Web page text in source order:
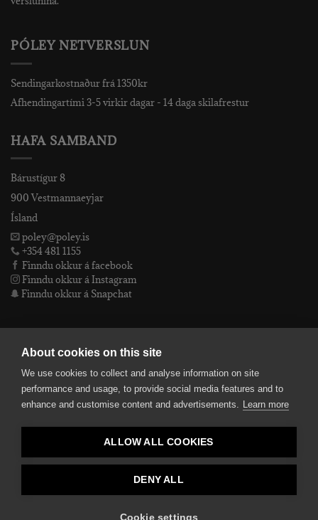
PÓLEY NETVERSLUN
Sendingarkostnaður frá 1350kr
Afhendingartími 3-5 virkir dagar - 14 daga skilafrestur
HAFA SAMBAND
Bárustígur 8
900 Vestmannaeyjar
Ísland
poley@poley.is
+354 481 1155
Finndu okkur á facebook
Finndu okkur á Instagram
Finndu okkur á Snapchat
Póley ehf
kt: 4905072480
smelltu hér fyrir Lógóið okkar í fullri upplausn
Bankaupplýsingar
reikningsnúmer: 582-26-5848
kennitala: 490507-2480.
About cookies on this site
We use cookies to collect and analyse information on site
performance and usage, to provide social media features and to
enhance and customise content and advertisements. Learn more
ALLOW ALL COOKIES
DENY ALL
Cookie settings